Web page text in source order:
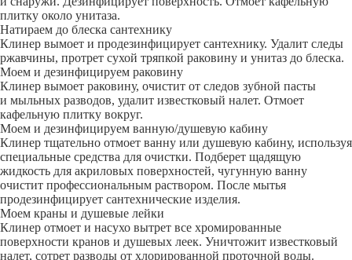
плитку около унитаза.
Натираем до блеска сантехнику
Клинер вымоет и продезинфицирует сантехнику. Удалит следы
ржавчины, протрет сухой тряпкой раковину и унитаз до блеска.
Моем и дезинфицируем раковину
Клинер вымоет раковину, очистит от следов зубной пасты
и мыльных разводов, удалит известковый налет. Отмоет
кафельную плитку вокруг.
Моем и дезинфицируем ванную/душевую кабину
Клинер тщательно отмоет ванну или душевую кабину, используя
специальные средства для очистки. Подберет щадящую
жидкость для акриловых поверхностей, чугунную ванну
очистит профессиональным раствором. После мытья
продезинфицирует сантехнические изделия.
Моем краны и душевые лейки
Клинер отмоет и насухо вытрет все хромированные
поверхности кранов и душевых леек. Уничтожит известковый
налет, сотрет разводы от хлорированной проточной воды.